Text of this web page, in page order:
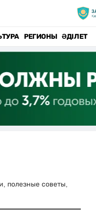
РЕГИОНЫ ӘДІЛЕТ
полезные советы,